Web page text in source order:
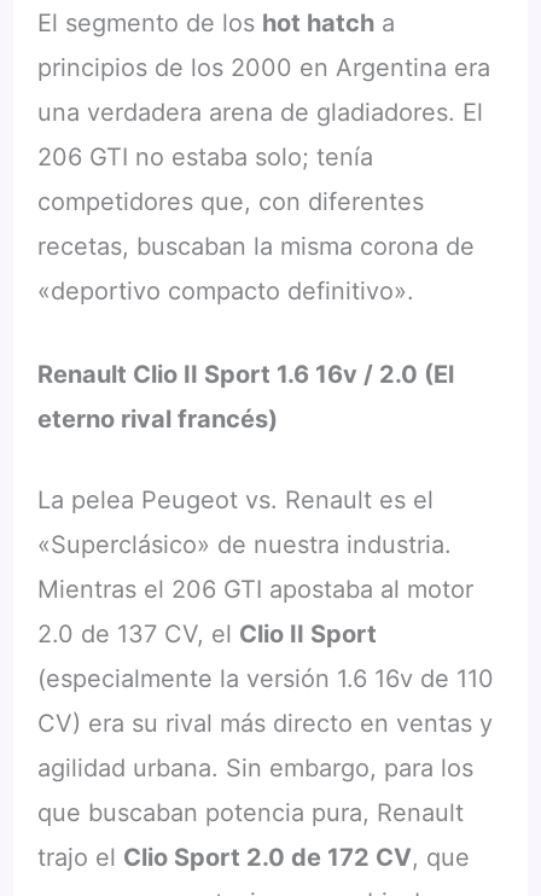
El segmento de los hot hatcha
principios de los 2000 en Argentina era
una verdadera arena de gladiadores. El
206 GTI no estaba solo; tenía
competidores que, con diferentes
recetas, buscaban la misma corona de
«deportivo compacto definitivo».
Renault Clio II Sport 1.6 16v / 2.0 (El
eterno rival francés)
La pelea Peugeot vs. Renault es el
«Superclásico» de nuestra industria.
Mientras el 206 GTI apostaba al motor
2.0 de 137 CV, el Clio II Sport
(especialmente la versión 1.6 16v de 110
CV) era su rival más directo en ventas y
agilidad urbana. Sin embargo, para los
que buscaban potencia pura, Renault
trajo el Clio Sport 2.0 de 172 CV, que